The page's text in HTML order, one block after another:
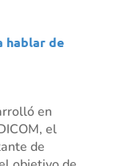
hablar de
en
el
de